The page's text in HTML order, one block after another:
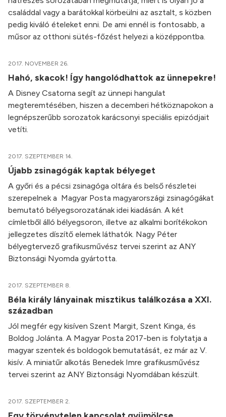
családdal vagy a barátokkal körbeülni az asztalt, s közben
pedig kiváló ételeket enni. De ami ennél is fontosabb, a
műsor az otthoni sütés-főzést helyezi a középpontba.
2017. NOVEMBER 26.
Hahó, skacok! Így hangolódhattok az ünnepekre!
A Disney Csatorna segít az ünnepi hangulat
megteremtésében, hiszen a decemberi hétköznapokon a
legnépszerűbb sorozatok karácsonyi speciális epizódjait
vetíti.
2017. SZEPTEMBER 14.
Újabb zsinagógák kaptak bélyeget
A győri és a pécsi zsinagóga oltára és belső részletei
szerepelnek a Magyar Posta magyarországi zsinagógákat
bemutató bélyegsorozatának idei kiadásán. A két
címletből álló bélyegsoron, illetve az alkalmi borítékokon
jellegzetes díszítő elemek láthatók. Nagy Péter
bélyegtervező grafikusművész tervei szerint az ANY
Biztonsági Nyomda gyártotta.
2017. SZEPTEMBER 8.
Béla király lányainak misztikus találkozása a XXI.
században
Jól megfér egy kisíven Szent Margit, Szent Kinga, és
Boldog Jolánta. A Magyar Posta 2017-ben is folytatja a
magyar szentek és boldogok bemutatását, ez már az V.
kisív. A miniatűr alkotás Benedek Imre grafikusművész
tervei szerint az ANY Biztonsági Nyomdában készült.
2017. SZEPTEMBER 2.